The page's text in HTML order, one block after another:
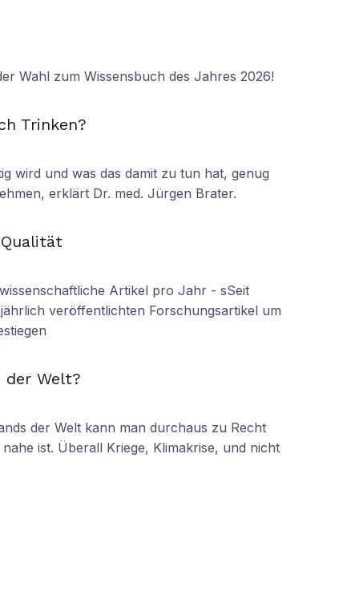
Wahl zum Wissensbuch des Jahres 2026!
Trinken?
wird und was das damit zu tun hat, genug
erklärt Dr. med. Jürgen Brater.
Artikel pro Jahr - sSeit
veröffentlichten Forschungsartikel um
der Welt?
der Welt kann man durchaus zu Recht
ist. Überall Kriege, Klimakrise, und nicht